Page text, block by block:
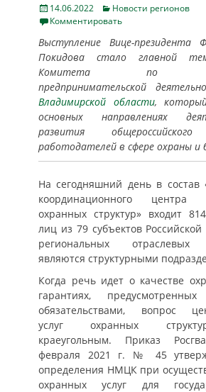
Posted
on
14.06.2022 Categories
Новости регионов
Комментировать
Выступление Вице-
Покидова стало главной
Комитета по
предпринимательской
Владимирской области,
основных направлениях
развития общероссийского
работодателей в сфере охраны и
На сегодняшний день в состав
координационного центра
охранных структур» входит
лиц из 79 субъектов
региональных отраслевых
являются структурными
Когда речь идет о качестве
гарантиях,
обязательствами, вопрос
услуг охранных
краеугольным. Приказ
февраля 2021 г. № 45
определения НМЦК при
охранных услуг для